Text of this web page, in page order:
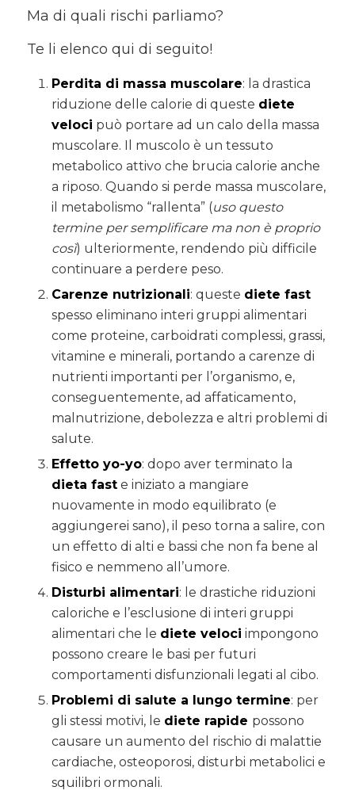
Ma di quali rischi parliamo?
Te li elenco qui di seguito!
Perdita di massa muscolare: la drastica
riduzione delle calorie di queste diete
veloci può portare ad un calo della massa
muscolare. Il muscolo è un tessuto
metabolico attivo che brucia calorie anche
a riposo. Quando si perde massa muscolare,
il metabolismo “rallenta” (uso questo
termine per semplificare ma non è proprio
così) ulteriormente, rendendo più difficile
continuare a perdere peso.
Carenze nutrizionali: queste diete fast
spesso eliminano interi gruppi alimentari
come proteine, carboidrati complessi, grassi,
vitamine e minerali, portando a carenze di
nutrienti importanti per l’organismo, e,
conseguentemente, ad affaticamento,
malnutrizione, debolezza e altri problemi di
salute.
Effetto yo-yo: dopo aver terminato la
dieta faste iniziato a mangiare
nuovamente in modo equilibrato (e
aggiungerei sano), il peso torna a salire, con
un effetto di alti e bassi che non fa bene al
fisico e nemmeno all’umore.
Disturbi alimentari: le drastiche riduzioni
caloriche e l’esclusione di interi gruppi
alimentari che le diete veloci impongono
possono creare le basi per futuri
comportamenti disfunzionali legati al cibo.
Problemi di salute a lungo termine: per
gli stessi motivi, le diete rapide possono
causare un aumento del rischio di malattie
cardiache, osteoporosi, disturbi metabolici e
squilibri ormonali.